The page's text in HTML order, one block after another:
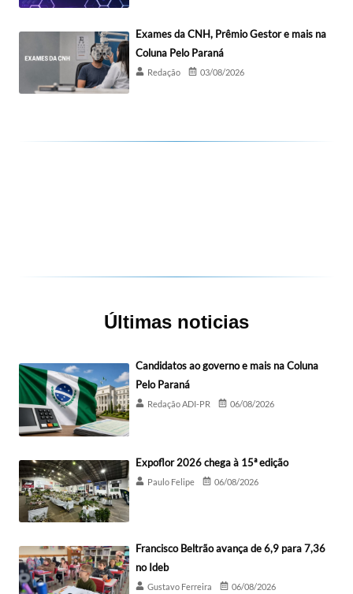
Exames da CNH, Prêmio Gestor e mais na
Coluna Pelo Paraná
Redação 03/08/2026
Últimas noticias
Candidatos ao governo e mais na Coluna
Pelo Paraná
Redação ADI-PR 06/08/2026
Expoflor 2026 chega à 15ª edição
Paulo Felipe 06/08/2026
Francisco Beltrão avança de 6,9 para 7,36
no Ideb
Gustavo Ferreira 06/08/2026